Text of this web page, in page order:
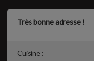
Très bonne adresse !
Cuisine :